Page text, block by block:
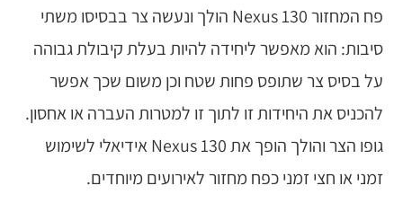
פח המחזור Nexus 130 הולך ונעשה צר בבסיסו משתי
סיבות: הוא מאפשר ליחידה להיות בעלת קיבולת גבוהה
על בסיס צר שתופס פחות שטח וכן משום שכך אפשר
להכניס את היחידות זו לתוך זו למטרות העברה או אחסון.
גופו הצר והולך הופך את Nexus 130 אידיאלי לשימוש
זמני או חצי זמני כפח מחזור לאירועים מיוחדים.